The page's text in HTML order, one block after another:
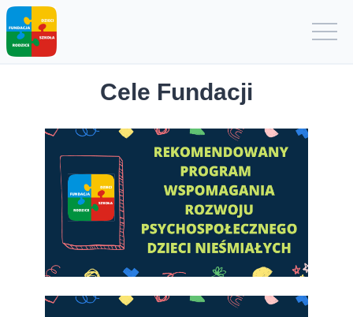
Cele Fundacji